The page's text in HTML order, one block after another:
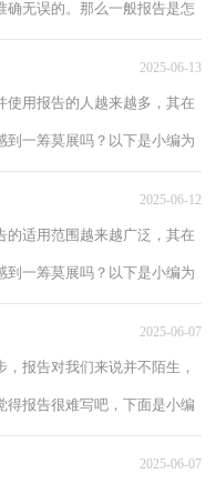
确无误的。那么一般报告是怎
...
2025-06-13
使用报告的人越来越多，其在
到一筹莫展吗？以下是小编为
希望...
2025-06-12
的适用范围越来越广泛，其在
到一筹莫展吗？以下是小编为
希望...
2025-06-07
报告对我们来说并不陌生，
得报告很难写吧，下面是小编
大...
2025-06-07